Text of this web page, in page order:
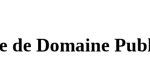
de Domaine